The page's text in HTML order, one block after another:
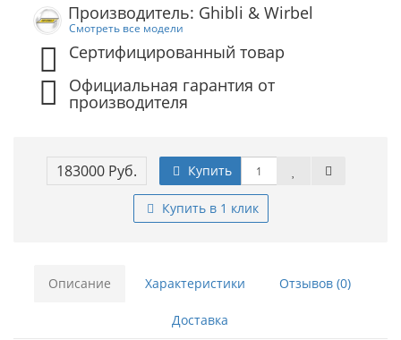
Производитель: Ghibli & Wirbel
Смотреть все модели
Сертифицированный товар
Официальная гарантия от
производителя
183000 Руб. Купить
Купить в 1 клик
Описание Характеристики Отзывов (0)
Доставка